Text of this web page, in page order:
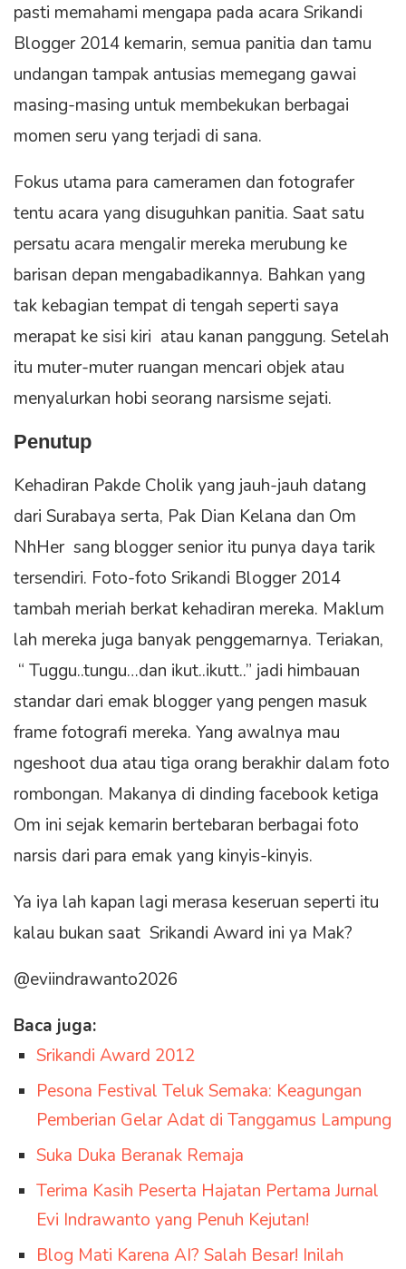
pasti memahami mengapa pada acara Srikandi
Blogger 2014 kemarin, semua panitia dan tamu
undangan tampak antusias memegang gawai
masing-masing untuk membekukan berbagai
momen seru yang terjadi di sana.
Fokus utama para cameramen dan fotografer
tentu acara yang disuguhkan panitia. Saat satu
persatu acara mengalir mereka merubung ke
barisan depan mengabadikannya. Bahkan yang
tak kebagian tempat di tengah seperti saya
merapat ke sisi kiri atau kanan panggung. Setelah
itu muter-muter ruangan mencari objek atau
menyalurkan hobi seorang narsisme sejati.
Penutup
Kehadiran Pakde Cholik yang jauh-jauh datang
dari Surabaya serta, Pak Dian Kelana dan Om
NhHer sang blogger senior itu punya daya tarik
tersendiri. Foto-foto Srikandi Blogger 2014
tambah meriah berkat kehadiran mereka. Maklum
lah mereka juga banyak penggemarnya. Teriakan,
“ Tuggu..tungu…dan ikut..ikutt..” jadi himbauan
standar dari emak blogger yang pengen masuk
frame fotografi mereka. Yang awalnya mau
ngeshoot dua atau tiga orang berakhir dalam foto
rombongan. Makanya di dinding facebook ketiga
Om ini sejak kemarin bertebaran berbagai foto
narsis dari para emak yang kinyis-kinyis.
Ya iya lah kapan lagi merasa keseruan seperti itu
kalau bukan saat Srikandi Award ini ya Mak?
@eviindrawanto2026
Baca juga:
Srikandi Award 2012
Pesona Festival Teluk Semaka: Keagungan
Pemberian Gelar Adat di Tanggamus Lampung
Suka Duka Beranak Remaja
Terima Kasih Peserta Hajatan Pertama Jurnal
Evi Indrawanto yang Penuh Kejutan!
Blog Mati Karena AI? Salah Besar! Inilah